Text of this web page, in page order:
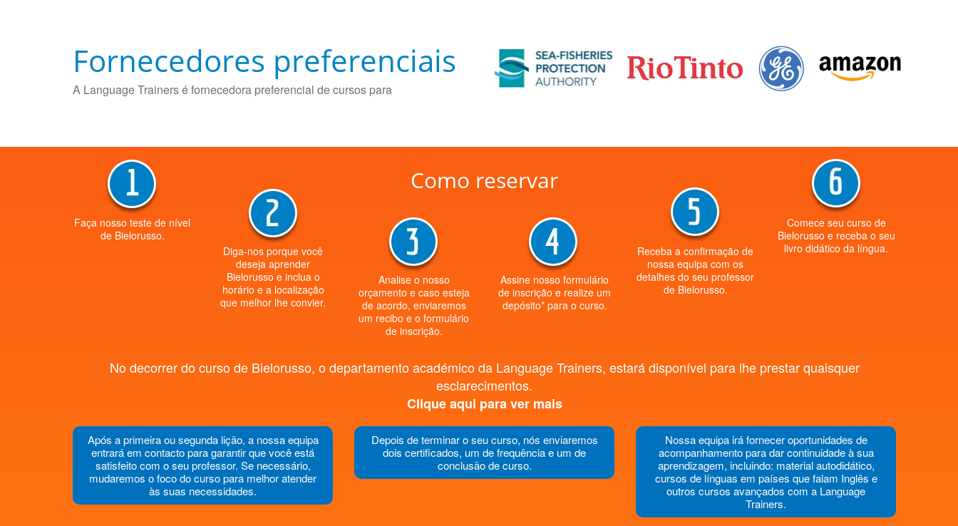
Fornecedores preferenciais
A Language Trainers é fornecedora preferencial de cursos para
Como reservar
Faça nosso teste de nível
de Bielorusso.
Diga-nos porque você
deseja aprender
Bielorusso e inclua o
horário e a localização
que melhor lhe convier.
Analise o nosso
orçamento e caso esteja
de acordo, enviaremos
um recibo e o formulário
de inscrição.
Assine nosso formulário
de inscrição e realize um
depósito* para o curso.
Receba a confirmação de
nossa equipa com os
detalhes do seu professor
de Bielorusso.
Comece seu curso de
Bielorusso e receba o seu
livro didático da língua.
No decorrer do curso de Bielorusso, o departamento académico da Language Trainers, estará disponível para lhe prestar quaisquer
esclarecimentos.
Clique aqui para ver mais
Após a primeira ou segunda lição, a nossa equipa
entrará em contacto para garantir que você está
satisfeito com o seu professor. Se necessário,
mudaremos o foco do curso para melhor atender
às suas necessidades.
Depois de terminar o seu curso, nós enviaremos
dois certificados, um de frequência e um de
conclusão de curso.
Nossa equipa irá fornecer oportunidades de
acompanhamento para dar continuidade à sua
aprendizagem, incluindo: material autodidático,
cursos de línguas em países que falam Inglês e
outros cursos avançados com a Language
Trainers.